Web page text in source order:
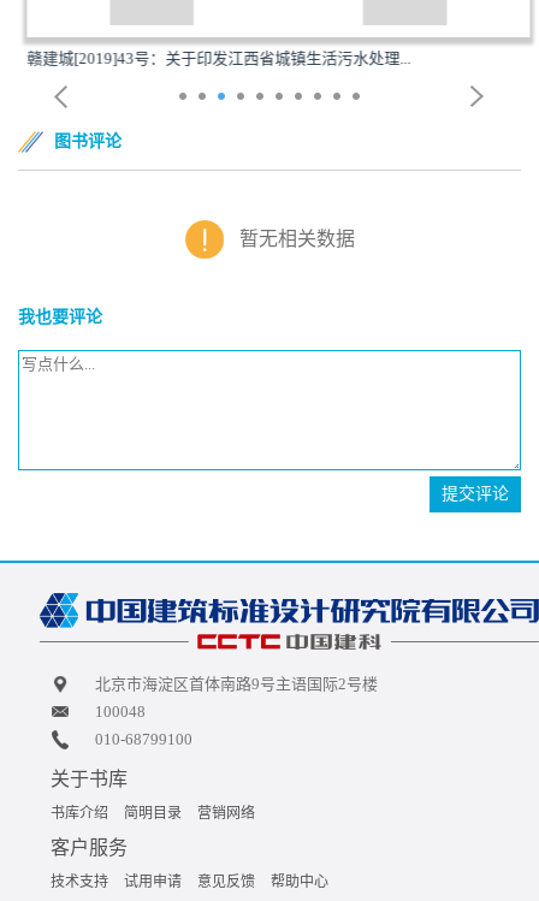
赣建城[2019]43号：关于印发江西省城镇生活污水处理...
图书评论
暂无相关数据
我也要评论
提交评论
北京市海淀区首体南路9号主语国际2号楼
100048
010-68799100
关于书库
书库介绍 简明目录 营销网络
客户服务
技术支持 试用申请 意见反馈 帮助中心